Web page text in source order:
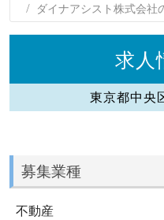
ダイナアシスト株式会社
求人
東京都中央
募集業種
不動産